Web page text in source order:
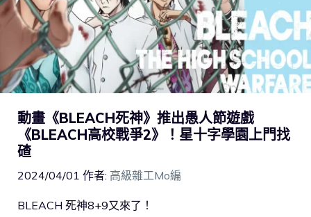
動畫《BLEACH死神》推出愚人節遊戲
《BLEACH高校戰爭2》！星十字學園上門找
碴
2024/04/01 作者: 高級雜工Mo編
BLEACH 死神8+9又來了！